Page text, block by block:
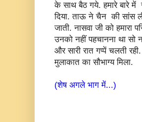
के साथ बैठ गये. हमारे बारे में
दिया. ताऊ ने चैन की सांस
जाती. नासवा जी को
उनको नहीं पहचानना था सो
और सारी रात गप्पें चलती
मुलाकात का सौभाग्य मिला.
(शेष अगले भाग में...)